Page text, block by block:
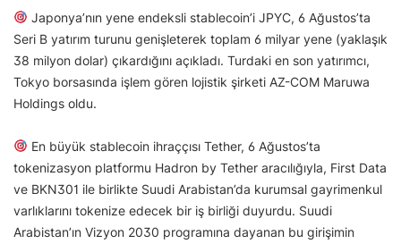
Japonya’nın yene endeksli stablecoin’i JPYC, 6 Ağustos’ta
Seri B yatırım turunu genişleterek toplam 6 milyar yene (yaklaşık
38 milyon dolar) çıkardığını açıkladı. Turdaki en son yatırımcı,
Tokyo borsasında işlem gören lojistik şirketi AZ-COM Maruwa
Holdings oldu.
En büyük stablecoin ihraççısı Tether, 6 Ağustos’ta
tokenizasyon platformu Hadron by Tether aracılığıyla, First Data
ve BKN301 ile birlikte Suudi Arabistan’da kurumsal gayrimenkul
varlıklarını tokenize edecek bir iş birliği duyurdu. Suudi
Arabistan’ın Vizyon 2030 programına dayanan bu girişimin